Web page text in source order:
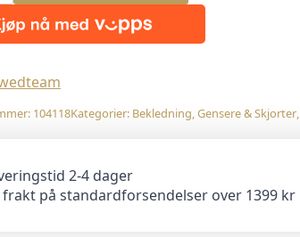
104118Kategorier: Bekledning,Gensere & Skjorter,
2-4 dager
frakt på standardforsendelser over 1399 kr